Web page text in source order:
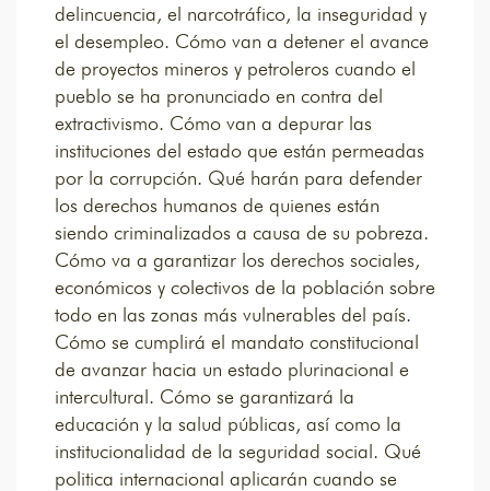
delincuencia, el narcotráfico, la inseguridad y
el desempleo. Cómo van a detener el avance
de proyectos mineros y petroleros cuando el
pueblo se ha pronunciado en contra del
extractivismo. Cómo van a depurar las
instituciones del estado que están permeadas
por la corrupción. Qué harán para defender
los derechos humanos de quienes están
siendo criminalizados a causa de su pobreza.
Cómo va a garantizar los derechos sociales,
económicos y colectivos de la población sobre
todo en las zonas más vulnerables del país.
Cómo se cumplirá el mandato constitucional
de avanzar hacia un estado plurinacional e
intercultural. Cómo se garantizará la
educación y la salud públicas, así como la
institucionalidad de la seguridad social. Qué
politica internacional aplicarán cuando se